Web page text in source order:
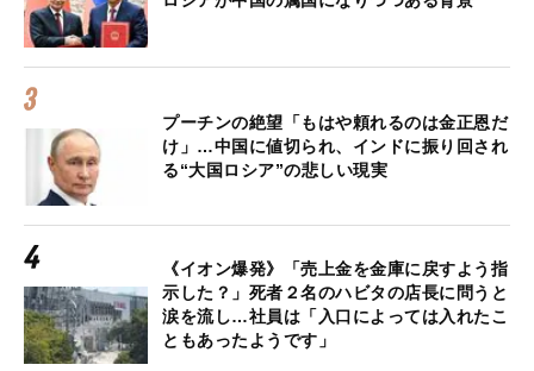
プーチンの絶望「もはや頼れるのは金正恩だ
け」…中国に値切られ、インドに振り回され
る“大国ロシア”の悲しい現実
《イオン爆発》「売上金を金庫に戻すよう指
示した？」死者２名のハビタの店長に問うと
涙を流し…社員は「入口によっては入れたこ
ともあったようです」